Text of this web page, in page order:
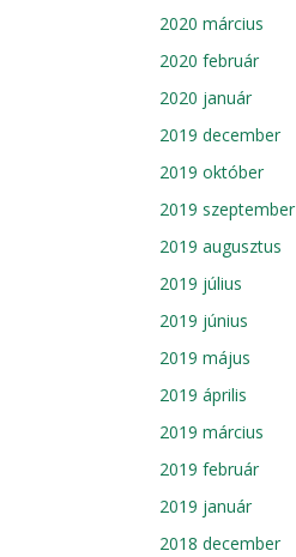
2020 március
2020 február
2020 január
2019 december
2019 október
2019 szeptember
2019 augusztus
2019 július
2019 június
2019 május
2019 április
2019 március
2019 február
2019 január
2018 december